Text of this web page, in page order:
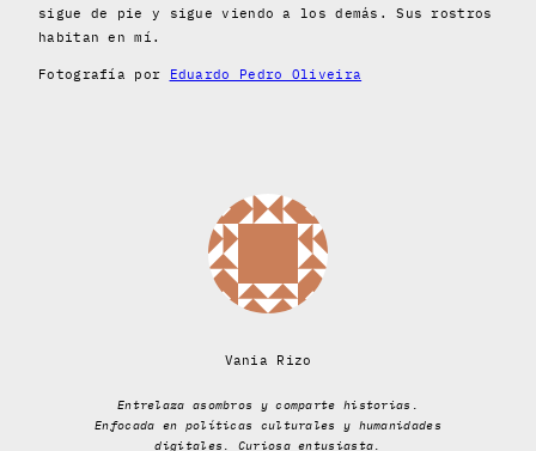
sigue de pie y sigue viendo a los demás. Sus rostros
habitan en mí.
Fotografía por Eduardo Pedro Oliveira
Vania Rizo
Entrelaza asombros y comparte historias.
Enfocada en políticas culturales y humanidades
digitales. Curiosa entusiasta.